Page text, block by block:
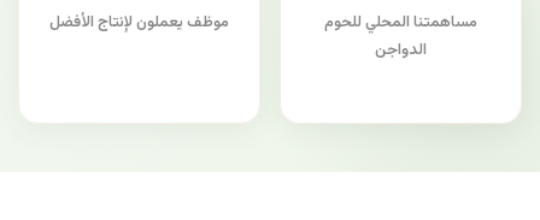
مساهمتنا المحلي للحوم
الدواجن
موظف يعملون لإنتاج الأفضل